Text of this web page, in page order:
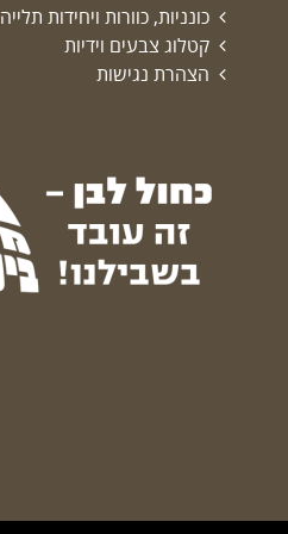
כונניות, כוורות ויחידות תלייה
קטלוג צבעים וידיות
הצהרת נגישות